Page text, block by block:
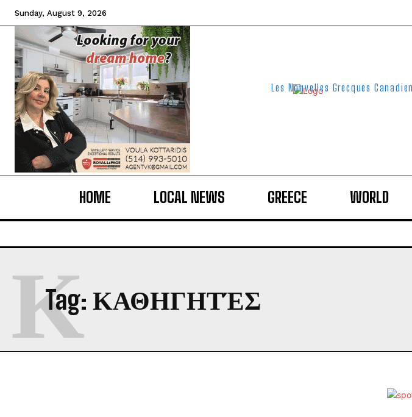
Sunday, August 9, 2026
Les Nouvelles Grecques
HOME LOCAL NEWS GREECE WORLD
Tag: ΚΑΘΗΓΗΤΈΣ
Κ